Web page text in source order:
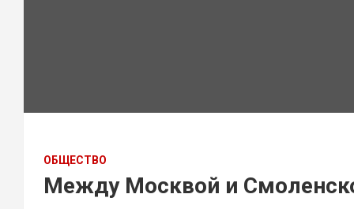
ОБЩЕСТВО
Между Москвой и